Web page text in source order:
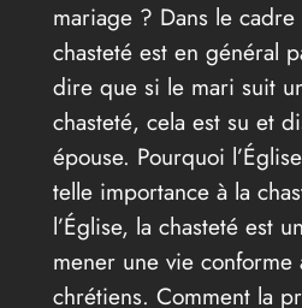
mariage ? Dans le
chasteté est en général
dire que si le mari suit
chasteté, cela est su et
épouse. Pourquoi
telle importance à la
l’Église, la chasteté est
mener une vie conforme
chrétiens. Comment la